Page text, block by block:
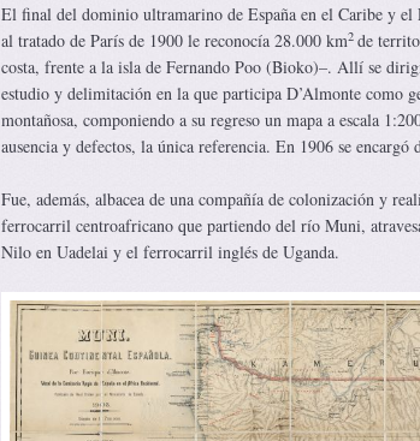
El final del dominio ultramarino de España en el Caribe y
al tratado de París de 1900 le reconocía 28.000 km2 de
costa, frente a la isla de Fernando Poo (Bioko)–. Allí se
estudio y delimitación en la que participa D’Almonte como
montañosa, componiendo a su regreso un mapa a escala
ausencia y defectos, la única referencia. En 1906 se
Fue, además, albacea de una compañía de colonización y
ferrocarril centroafricano que partiendo del río Muni,
Nilo en Uadelai y el ferrocarril inglés de Uganda.